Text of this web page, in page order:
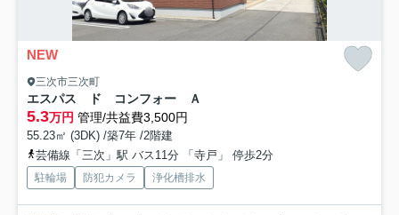
NEW
三次市三次町
エスパス ド コンフォー Ａ
5.3万円 管理/共益費3,500円
55.23㎡ (3DK) /築7年 /2階建
芸備線「三次」駅 バス11分 「寺戸」 停歩2分
駐輪場 防犯カメラ 浄化槽排水